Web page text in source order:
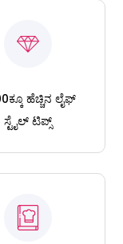
ಹೆಚ್ಚಿನ ಲೈಫ್
ಸ್ಟೈಲ್ ಟಿಪ್ಸ್